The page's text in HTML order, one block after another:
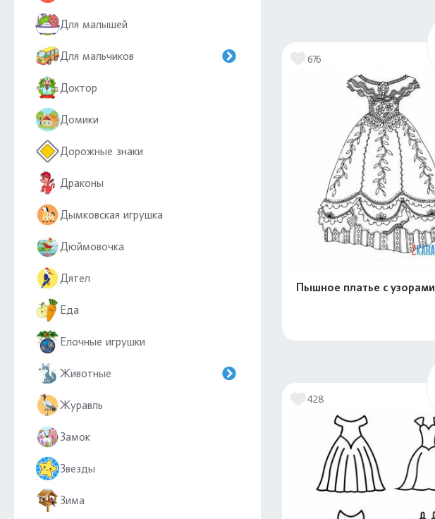
Для малышей
Для мальчиков
Доктор
Домики
Дорожные знаки
Драконы
Дымковская игрушка
Дюймовочка
Дятел
Еда
Елочные игрушки
Животные
Журавль
Замок
Звезды
Зима
676
Пышное платье с узорами
428